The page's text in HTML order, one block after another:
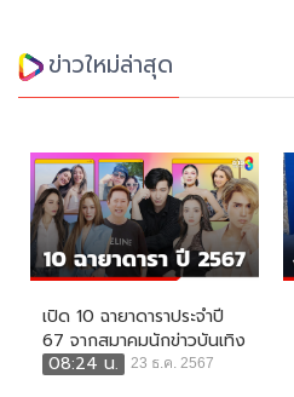
ข่าวใหม่ล่าสุด
เปิด 10 ฉายาดาราประจำปี
67 จากสมาคมนักข่าวบันเทิง
08:24 น.
23 ธ.ค. 2567